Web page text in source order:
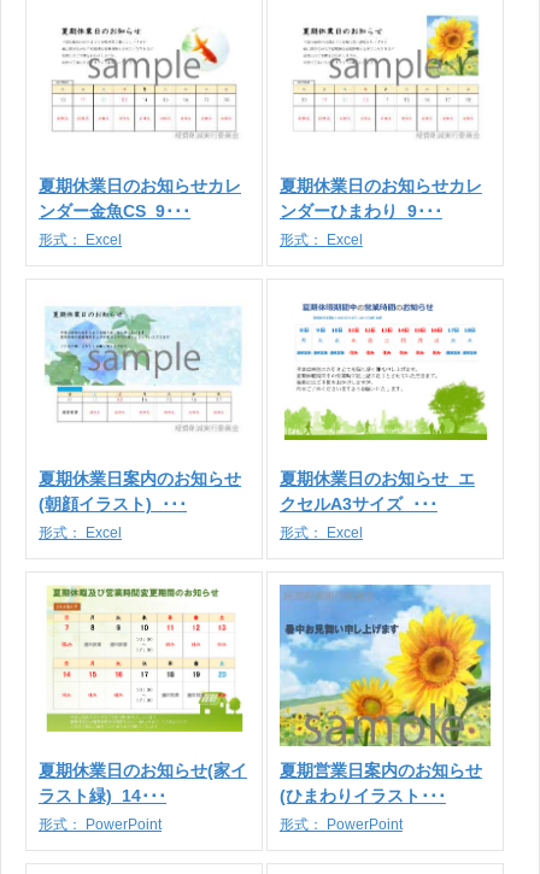
夏期休業日のお知らせカレ
ンダー金魚CS_9･･･
形式： Excel
夏期休業日のお知らせカレ
ンダーひまわり_9･･･
形式： Excel
夏期休業日案内のお知らせ
(朝顔イラスト)_･･･
形式： Excel
夏期休業日のお知らせ_エ
クセルA3サイズ_･･･
形式： Excel
夏期休業日のお知らせ(家イ
ラスト緑)_14･･･
形式： PowerPoint
夏期営業日案内のお知らせ
(ひまわりイラスト･･･
形式： PowerPoint